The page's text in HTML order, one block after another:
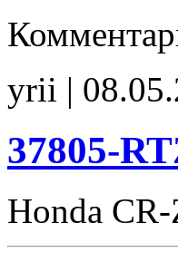
yrii |
37805-
Honda